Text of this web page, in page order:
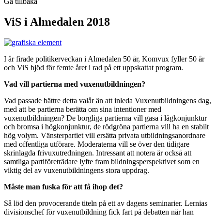
ViS i Almedalen 2018
I år firade politikerveckan i Almedalen 50 år, Komvux fyller 50 år
och ViS bjöd för femte året i rad på ett uppskattat program.
Vad vill partierna med vuxenutbildningen?
Vad passade bättre detta valår än att inleda Vuxenutbildningens dag,
med att be partierna berätta om sina intentioner med
vuxenutbildningen? De borgliga partierna vill gasa i lågkonjunktur
och bromsa i högkonjunktur, de rödgröna partierna vill ha en stabilt
hög volym. Vänsterpartiet vill ersätta privata utbildningsanordnare
med offentliga utförare. Moderaterna vill se över den tidigare
skrinlagda frivuxutredningen. Intressant att notera är också att
samtliga partiföreträdare lyfte fram bildningsperspektivet som en
viktig del av vuxenutbildningens stora uppdrag.
Måste man fuska för att få ihop det?
Så löd den provocerande titeln på ett av dagens seminarier. Lernias
divisionschef för vuxenutbildning fick fart på debatten när han